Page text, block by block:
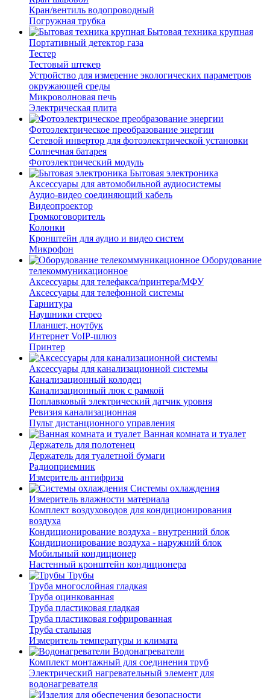
Кран/вентиль водопроводный
Погружная трубка
Бытовая техника крупная
Портативный детектор газа
Тестер
Тестовый штекер
Устройство для измерение экологических параметров
окружающей среды
Микроволновая печь
Электрическая плита
Фотоэлектрическое преобразование энергии
Сетевой инвертор для фотоэлектрической установки
Солнечная батарея
Фотоэлектрический модуль
Бытовая электроника
Аксессуары для автомобильной аудиосистемы
Аудио-видео соединяющий кабель
Видеопроектор
Громкоговоритель
Колонки
Кронштейн для аудио и видео систем
Микрофон
Оборудование
телекоммуникационное
Аксессуары для телефакса/принтера/МФУ
Аксессуары для телефонной системы
Гарнитура
Наушники стерео
Планшет, ноутбук
Интернет VoIP-шлюз
Принтер
Аксессуары для канализационной системы
Канализационный колодец
Канализационный люк с рамкой
Поплавковый электрический датчик уровня
Ревизия канализационная
Пульт дистанционного управления
Ванная комната и туалет
Держатель для полотенец
Держатель для туалетной бумаги
Радиоприемник
Измеритель антифриза
Системы охлаждения
Измеритель влажности материала
Комплект воздуховодов для кондиционирования
воздуха
Кондиционирование воздуха - внутренний блок
Кондиционирование воздуха - наружний блок
Мобильный кондиционер
Настенный кронштейн кондиционера
Трубы
Труба многослойная гладкая
Труба оцинкованная
Труба пластиковая гладкая
Труба пластиковая гофрированная
Труба стальная
Измеритель температуры и климата
Водонагреватели
Комплект монтажный для соединения труб
Электрический нагревательный элемент для
водонагревателя